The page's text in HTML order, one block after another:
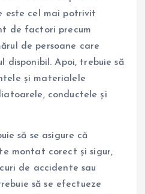
este cel mai potrivit
de factori precum
de persoane care
disponibil. Apoi, trebuie să
și materialele
conductele și
să se asigure că
montat corect și sigur,
de accidente sau
să se efectueze